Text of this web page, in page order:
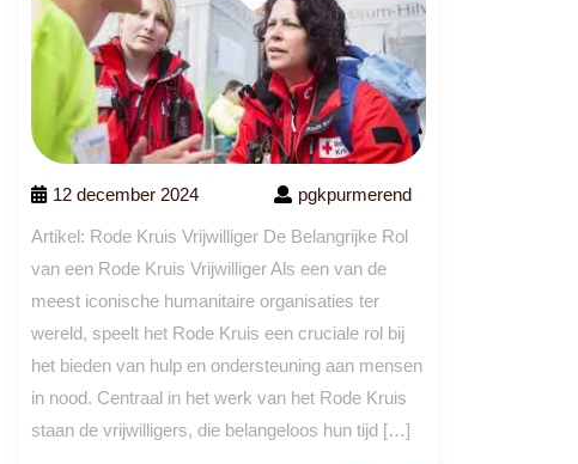
12 december 2024 pgkpurmerend
Artikel: Rode Kruis Vrijwilliger De Belangrijke Rol
van een Rode Kruis Vrijwilliger Als een van de
meest iconische humanitaire organisaties ter
wereld, speelt het Rode Kruis een cruciale rol bij
het bieden van hulp en ondersteuning aan mensen
in nood. Centraal in het werk van het Rode Kruis
staan de vrijwilligers, die belangeloos hun tijd […]